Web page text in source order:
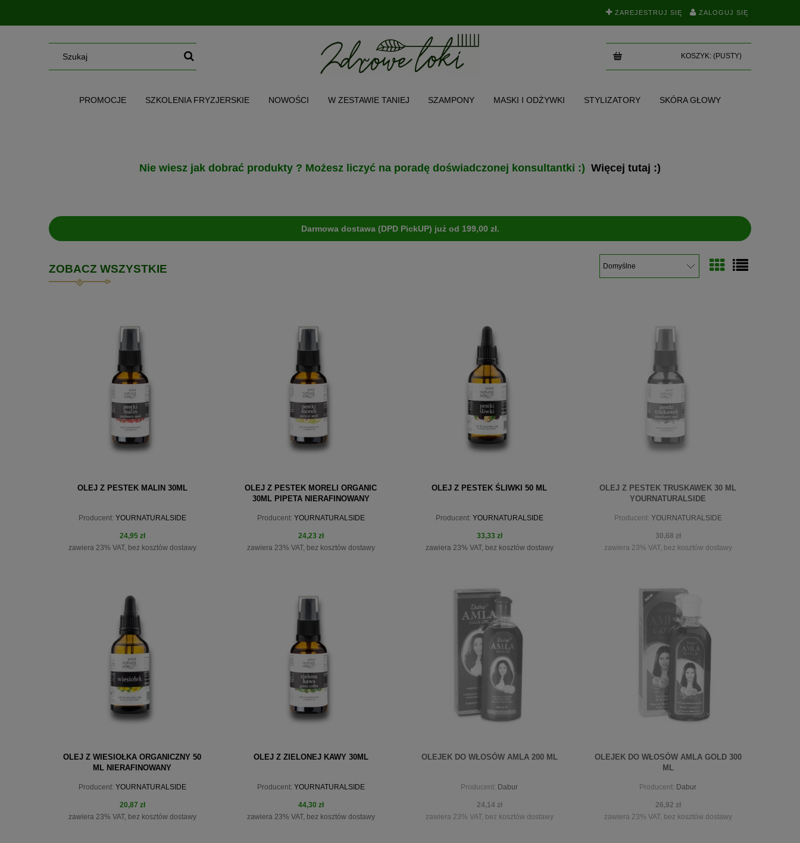
ZAREJESTRUJ SIĘ ZALOGUJ SIĘ
KOSZYK: (PUSTY)
PROMOCJE SZKOLENIA FRYZJERSKIE NOWOŚCI W ZESTAWIE TANIEJ SZAMPONY MASKI I ODŻYWKI STYLIZATORY SKÓRA GŁOWY
Nie wiesz jak dobrać produkty ? Możesz liczyć na poradę doświadczonej konsultantki :) Więcej tutaj :)
Darmowa dostawa (DPD PickUP) już od 199,00 zł.
ZOBACZ WSZYSTKIE
OLEJ Z PESTEK MALIN 30ML
Producent: YOURNATURALSIDE
24,95 zł
zawiera 23% VAT, bez kosztów dostawy
do koszyka
OLEJ Z PESTEK MORELI ORGANIC
30ML PIPETA NIERAFINOWANY
Producent: YOURNATURALSIDE
24,23 zł
zawiera 23% VAT, bez kosztów dostawy
do koszyka
OLEJ Z PESTEK ŚLIWKI 50 ML
Producent: YOURNATURALSIDE
33,33 zł
zawiera 23% VAT, bez kosztów dostawy
do koszyka
OLEJ Z PESTEK TRUSKAWEK 30 ML
YOURNATURALSIDE
Producent: YOURNATURALSIDE
30,68 zł
zawiera 23% VAT, bez kosztów dostawy
powiadom o dostępności
OLEJ Z WIESIOŁKA ORGANICZNY 50
ML NIERAFINOWANY
Producent: YOURNATURALSIDE
20,87 zł
zawiera 23% VAT, bez kosztów dostawy
OLEJ Z ZIELONEJ KAWY 30ML
Producent: YOURNATURALSIDE
44,30 zł
zawiera 23% VAT, bez kosztów dostawy
OLEJEK DO WŁOSÓW AMLA 200 ML
Producent: Dabur
24,14 zł
zawiera 23% VAT, bez kosztów dostawy
OLEJEK DO WŁOSÓW AMLA GOLD 300
ML
Producent: Dabur
26,92 zł
zawiera 23% VAT, bez kosztów dostawy